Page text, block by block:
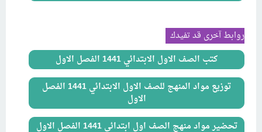
روابط آخرى قد تفيدك
كتب الصف الاول الابتدائي 1441 الفصل الاول
توزيع مواد المنهج للصف الاول الابتدائي 1441 الفصل
الاول
تحضير مواد منهج الصف اول ابتدائي 1441 الفصل الاول